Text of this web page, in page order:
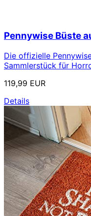
Pennywise Büste
Die offizielle
Sammlerstück für
119,99 EUR
Details